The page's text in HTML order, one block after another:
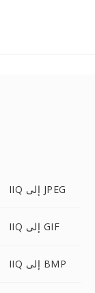
IIQ إلى JPEG
IIQ إلى GIF
IIQ إلى BMP